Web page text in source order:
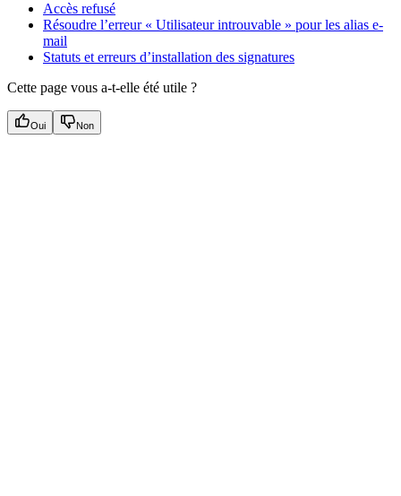
Accès refusé
Résoudre l’erreur « Utilisateur introuvable » pour les alias e-
mail
Statuts et erreurs d’installation des signatures
Cette page vous a-t-elle été utile ?
Oui Non